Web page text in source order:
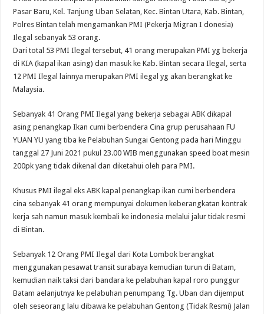
Pasar Baru, Kel. Tanjung Uban Selatan, Kec. Bintan Utara, Kab. Bintan,
Polres Bintan telah mengamankan PMI (Pekerja Migran I donesia)
Ilegal sebanyak 53 orang.
Dari total 53 PMI Ilegal tersebut, 41 orang merupakan PMI yg bekerja
di KIA (kapal ikan asing) dan masuk ke Kab. Bintan secara Ilegal, serta
12 PMI Ilegal lainnya merupakan PMI ilegal yg akan berangkat ke
Malaysia.
Sebanyak 41 Orang PMI Ilegal yang bekerja sebagai ABK dikapal
asing penangkap Ikan cumi berbendera Cina grup perusahaan FU
YUAN YU yang tiba ke Pelabuhan Sungai Gentong pada hari Minggu
tanggal 27 Juni 2021 pukul 23.00 WIB menggunakan speed boat mesin
200pk yang tidak dikenal dan diketahui oleh para PMI.
Khusus PMI ilegal eks ABK kapal penangkap ikan cumi berbendera
cina sebanyak 41 orang mempunyai dokumen keberangkatan kontrak
kerja sah namun masuk kembali ke indonesia melalui jalur tidak resmi
di Bintan.
Sebanyak 12 Orang PMI Ilegal dari Kota Lombok berangkat
menggunakan pesawat transit surabaya kemudian turun di Batam,
kemudian naik taksi dari bandara ke pelabuhan kapal roro punggur
Batam aelanjutnya ke pelabuhan penumpang Tg. Uban dan dijemput
oleh seseorang lalu dibawa ke pelabuhan Gentong (Tidak Resmi) Jalan